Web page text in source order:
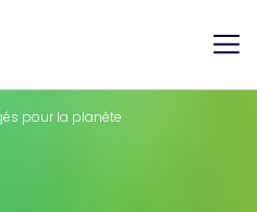
pour la planète